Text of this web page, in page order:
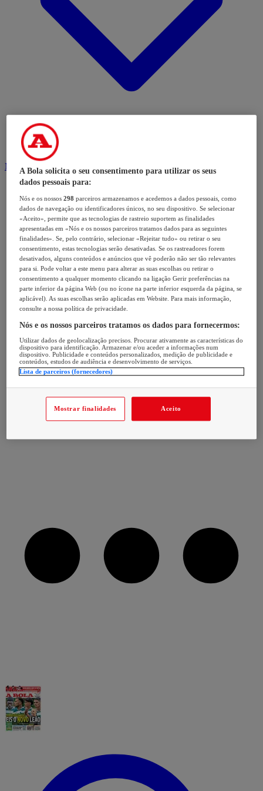
Modalidades
A Bola solicita o seu consentimento para utilizar os seus
dados pessoais para:
Nós e os nossos298 parceiros armazenamos e acedemos a dados pessoais, como
dados de navegação ou identificadores únicos, no seu dispositivo. Se selecionar
«Aceito», permite que as tecnologias de rastreio suportem as finalidades
apresentadas em «Nós e os nossos parceiros tratamos dados para as seguintes
finalidades». Se, pelo contrário, selecionar «Rejeitar tudo» ou retirar o seu
consentimento, estas tecnologias serão desativadas. Se os rastreadores forem
desativados, alguns conteúdos e anúncios que vê poderão não ser tão relevantes
para si. Pode voltar a este menu para alterar as suas escolhas ou retirar o
consentimento a qualquer momento clicando na ligação Gerir preferências na
parte inferior da página Web (ou no ícone na parte inferior esquerda da página, se
aplicável). As suas escolhas serão aplicadas em Website. Para mais informação,
consulte a nossa política de privacidade.
Nós e os nossos parceiros tratamos os dados para fornecermos:
Utilizar dados de geolocalização precisos. Procurar ativamente as características do
dispositivo para identificação. Armazenar e/ou aceder a informações num
dispositivo. Publicidade e conteúdos personalizados, medição de publicidade e
conteúdos, estudos de audiência e desenvolvimento de serviços.
Lista de parceiros (fornecedores)
Mostrar finalidades Aceito